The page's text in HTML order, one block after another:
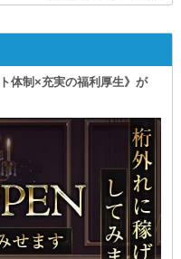
体制×充実の福利厚生》が